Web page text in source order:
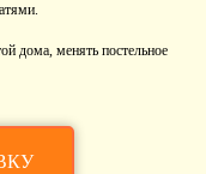
дома, менять постельное